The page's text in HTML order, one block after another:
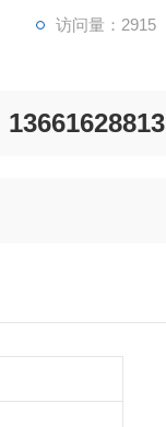
访问量：2915
13661628813